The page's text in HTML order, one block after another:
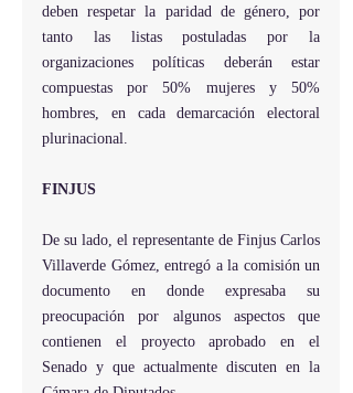
deben respetar la paridad de género, por
tanto las listas postuladas por la
organizaciones políticas deberán estar
compuestas por 50% mujeres y 50%
hombres, en cada demarcación electoral
plurinacional.
FINJUS
De su lado, el representante de Finjus Carlos
Villaverde Gómez, entregó a la comisión un
documento en donde expresaba su
preocupación por algunos aspectos que
contienen el proyecto aprobado en el
Senado y que actualmente discuten en la